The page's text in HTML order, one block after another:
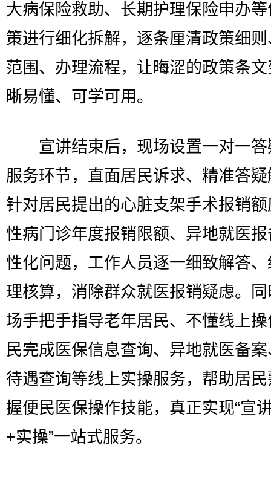
大病保险救助、长期护理保险申办
策进行细化拆解，逐条厘清政策细
范围、办理流程，让晦涩的政策条
晰易懂、可学可用。
宣讲结束后，现场设置一对一答
服务环节，直面居民诉求、精准答
针对居民提出的心脏支架手术报销
性病门诊年度报销限额、异地就医
性化问题，工作人员逐一细致解答
理核算，消除群众就医报销疑虑。
场手把手指导老年居民、不懂线上
民完成医保信息查询、异地就医备
待遇查询等线上实操服务，帮助居
握便民医保操作技能，真正实现“宣
+实操”一站式服务。